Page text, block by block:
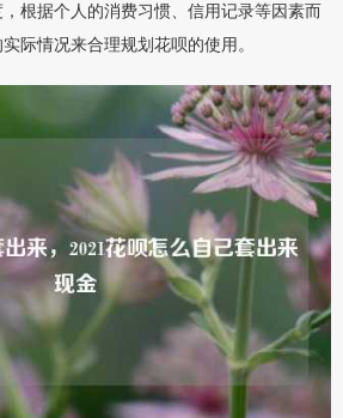
根据个人的消费习惯、信用记录等因素而
际情况来合理规划花呗的使用。